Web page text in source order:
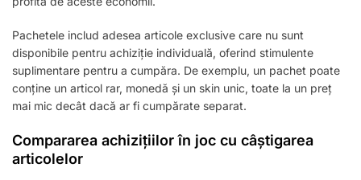
Pachetele includ adesea articole exclusive care nu sunt
disponibile pentru achiziție individuală, oferind stimulente
suplimentare pentru a cumpăra. De exemplu, un pachet poate
conține un articol rar, monedă și un skin unic, toate la un preț
mai mic decât dacă ar fi cumpărate separat.
Compararea achizițiilor în joc cu câștigarea
articolelor